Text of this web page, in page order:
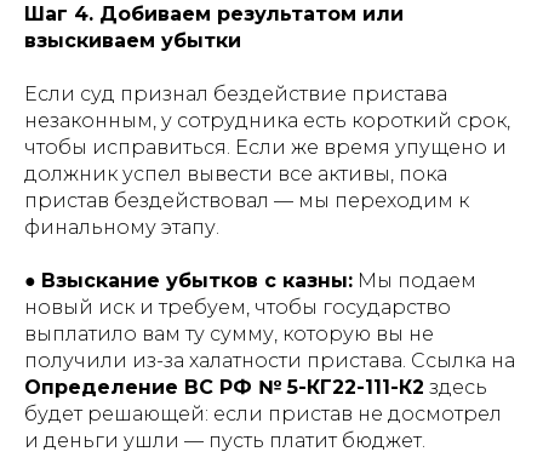
Шаг 4. Добиваем результатом или
взыскиваем убытки
Если суд признал бездействие пристава
незаконным, у сотрудника есть короткий срок,
чтобы исправиться. Если же время упущено и
должник успел вывести все активы, пока
пристав бездействовал — мы переходим к
финальному этапу.
● Взыскание убытков с казны: Мы подаем
новый иск и требуем, чтобы государство
выплатило вам ту сумму, которую вы не
получили из-за халатности пристава. Ссылка на
Определение ВС РФ № 5-КГ22-111-К2 здесь
будет решающей: если пристав не досмотрел
и деньги ушли — пусть платит бюджет.